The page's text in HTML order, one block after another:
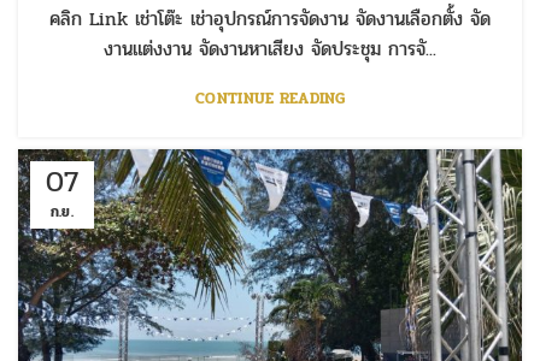
คลิก Link เช่าโต๊ะ เช่าอุปกรณ์การจัดงาน จัดงานเลือกตั้ง จัด
งานแต่งงาน จัดงานหาเสียง จัดประชุม การจั...
CONTINUE READING
07
ก.ย.